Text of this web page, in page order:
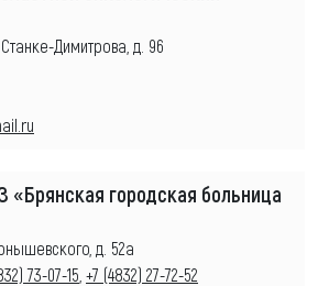
Станке-Димитрова, д. 96
«Брянская городская больница
д. 52а
73-07-15 +7 (4832) 27-72-52